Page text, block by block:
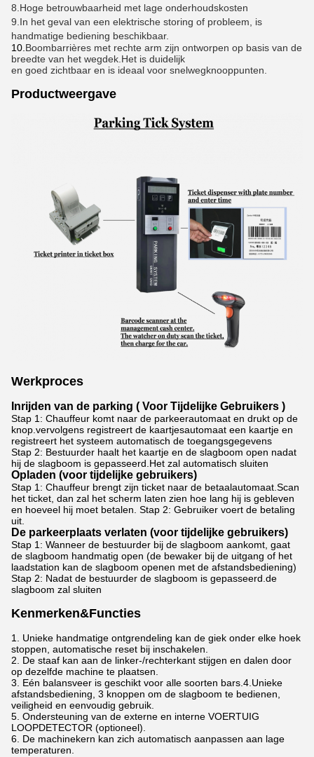
8. Hoge betrouwbaarheid met lage onderhoudskosten
9. In het geval van een elektrische storing of probleem, is
handmatige bediening beschikbaar.
10. Boombarrières met rechte arm zijn ontworpen op basis van de
breedte van het wegdek.Het is duidelijk
en goed zichtbaar en is ideaal voor snelwegknooppunten.
Productweergave
Werkproces
Inrijden van de parking ( Voor Tijdelijke Gebruikers )
Stap 1: Chauffeur komt naar de parkeerautomaat en drukt op de
knop.vervolgens registreert de kaartjesautomaat een kaartje en
registreert het systeem automatisch de toegangsgegevens
Stap 2: Bestuurder haalt het kaartje en de slagboom open nadat
hij de slagboom is gepasseerd.Het zal automatisch sluiten
Opladen (voor tijdelijke gebruikers)
Stap 1: Chauffeur brengt zijn ticket naar de betaalautomaat.Scan
het ticket, dan zal het scherm laten zien hoe lang hij is gebleven
en hoeveel hij moet betalen. Stap 2: Gebruiker voert de betaling
uit.
De parkeerplaats verlaten (voor tijdelijke gebruikers)
Stap 1: Wanneer de bestuurder bij de slagboom aankomt, gaat
de slagboom handmatig open (de bewaker bij de uitgang of het
laadstation kan de slagboom openen met de afstandsbediening)
Stap 2: Nadat de bestuurder de slagboom is gepasseerd.de
slagboom zal sluiten
Kenmerken&Functies
1. Unieke handmatige ontgrendeling kan de giek onder elke hoek
stoppen, automatische reset bij inschakelen.
2. De staaf kan aan de linker-/rechterkant stijgen en dalen door
op dezelfde machine te plaatsen.
3. Eén balansveer is geschikt voor alle soorten bars.4.Unieke
afstandsbediening, 3 knoppen om de slagboom te bedienen,
veiligheid en eenvoudig gebruik.
5. Ondersteuning van de externe en interne VOERTUIG
LOOPDETECTOR (optioneel).
6. De machinekern kan zich automatisch aanpassen aan lage
temperaturen.